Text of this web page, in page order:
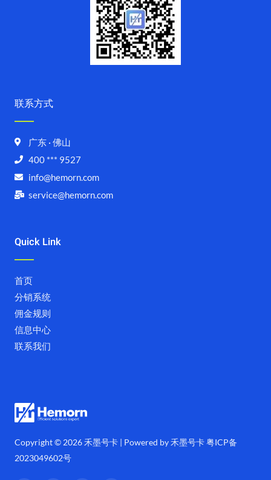
Copyright © 2026 禾墨号卡 | Powered by 禾墨号卡粤ICP备
2023049602号
Quick Link
首页
分销系统
佣金规则
信息中心
联系我们
联系方式
广东 · 佛山
400 *** 9527
info@hemorn.com
service@hemorn.com